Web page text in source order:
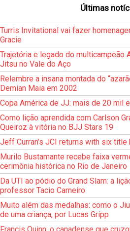
Últimas
Turris Invitational vai fazer
Gracie
Trajetória e legado do multicampeão
Jitsu no Vale do Aço
Relembre a insana montada do
Demian Maia em 2002
Copa América de JJ: mais de 20 mil
Como lição aprendida com Carlson
Queiroz à vitória no BJJ Stars 19
Jeff Curran’s JCI returns with six title
Murilo Bustamante recebe faixa
cerimônia histórica no Rio de Janeiro
Da UTI ao pódio do Grand Slam: a
professor Tacio Carneiro
Muito além das medalhas: como o
de uma criança, por Lucas Gripp